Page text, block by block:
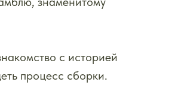
с историей
процесс сборки.